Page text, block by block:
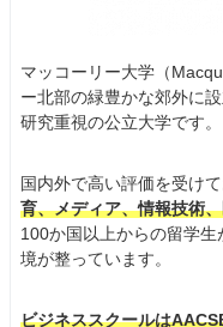
マッコーリー大学（
ー北部の緑豊かな郊外に
研究重視の公立大学です。
国内外で高い評価を受け
育、メディア、情報技術
100か国以上からの留学
境が整っています。
ビジネススクールは